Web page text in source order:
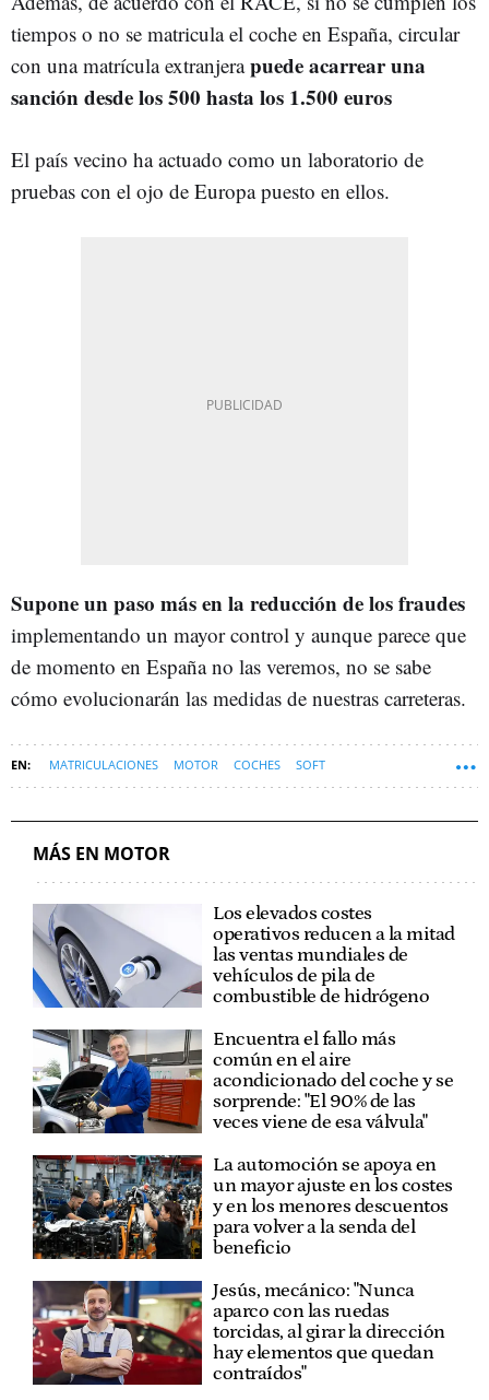
tiempos o no se matricula el coche en España, circular
con una matrícula extranjerapuede acarrear una
sanción desde los 500 hasta los 1.500 euros
El país vecino ha actuado como un laboratorio de
pruebas con el ojo de Europa puesto en ellos.
Supone un paso más en la reducción de los fraudes
implementando un mayor control y aunque parece que
de momento en España no las veremos, no se sabe
cómo evolucionarán las medidas de nuestras carreteras.
MATRICULACIONES MOTOR COCHES SOFT
MÁS EN MOTOR
Los elevados costes
operativos reducen a la mitad
las ventas mundiales de
vehículos de pila de
combustible de hidrógeno
Encuentra el fallo más
común en el aire
acondicionado del coche y se
sorprende: "El 90% de las
veces viene de esa válvula"
La automoción se apoya en
un mayor ajuste en los costes
y en los menores descuentos
para volver a la senda del
beneficio
Jesús, mecánico: "Nunca
aparco con las ruedas
torcidas, al girar la dirección
hay elementos que quedan
contraídos"